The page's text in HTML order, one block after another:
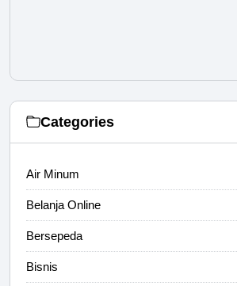
Categories
Air Minum
Belanja Online
Bersepeda
Bisnis